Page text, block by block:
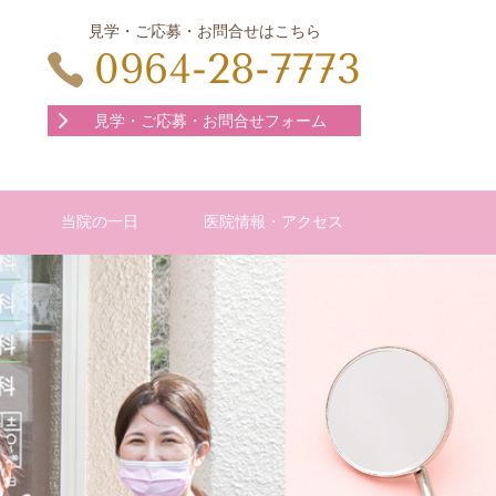
見学・ご応募・お問合せはこちら
0964-28-7773
見学・ご応募・お問合せフォーム
当院の一日 医院情報・アクセス